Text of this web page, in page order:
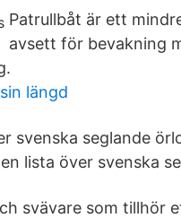
Patrullbåt är ett
avsett för bevakning
längd
svenska seglande
lista över svenska
svävare som tillhör